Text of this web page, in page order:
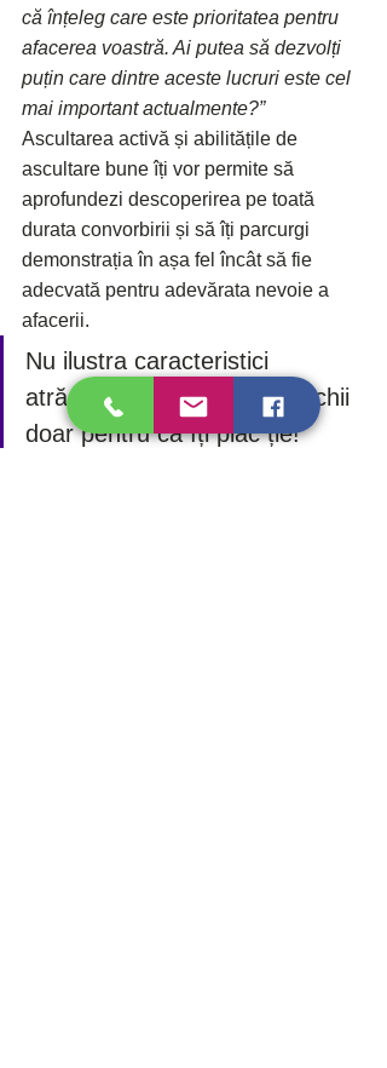
că înțeleg care este prioritatea pentru
afacerea voastră. Ai putea să dezvolți
puțin care dintre aceste lucruri este cel
mai important actualmente?”
Ascultarea activă și abilitățile de
ascultare bune îți vor permite să
aprofundezi descoperirea pe toată
durata convorbirii și să îți parcurgi
demonstrația în așa fel încât să fie
adecvată pentru adevărata nevoie a
afacerii.
Nu ilustra caracteristici
atrăgătoare și care îți iau ochii
doar pentru că îți plac ție!